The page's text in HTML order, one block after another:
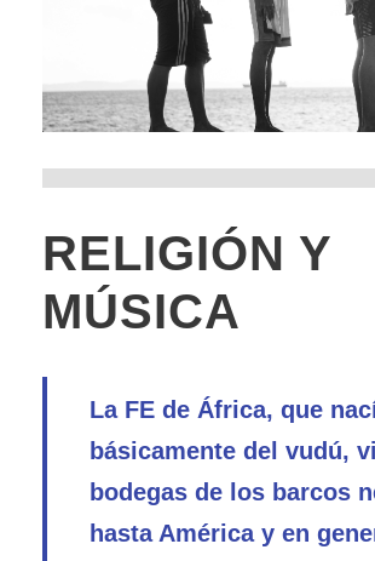
RELIGIÓN Y
MÚSICA
La FE de África, que
básicamente del vudú,
bodegas de los barcos
hasta América y en